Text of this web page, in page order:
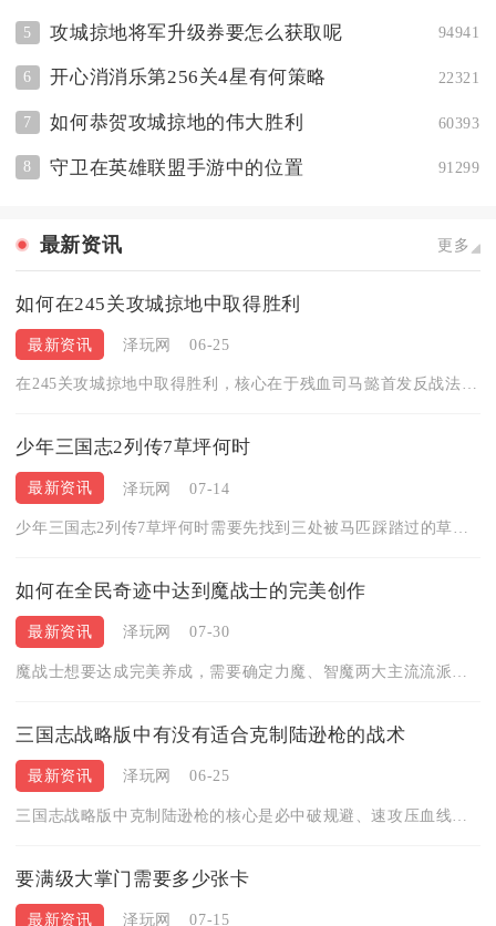
5 攻城掠地将军升级券要怎么获取呢 94941
6 开心消消乐第256关4星有何策略 22321
7 如何恭贺攻城掠地的伟大胜利 60393
8 守卫在英雄联盟手游中的位置 91299
最新资讯 更多
如何在245关攻城掠地中取得胜利
最新资讯 泽玩网 06-25
在245关攻城掠地中取得胜利，核心在于残血司马懿首发反战法+...
少年三国志2列传7草坪何时
最新资讯 泽玩网 07-14
如何在全民奇迹中达到魔战士的完美创作
最新资讯 泽玩网 07-30
三国志战略版中有没有适合克制陆逊枪的战术
最新资讯 泽玩网 06-25
要满级大掌门需要多少张卡
最新资讯 泽玩网 07-15